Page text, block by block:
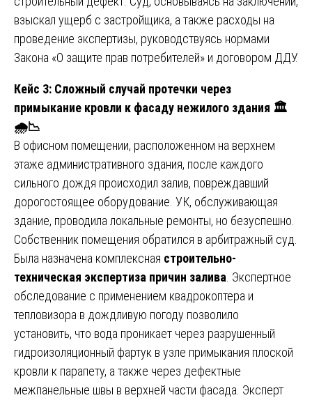
взыскал ущерб с застройщика, а также расходы на
проведение экспертизы, руководствуясь нормами
Закона «О защите прав потребителей» и договором ДДУ.
Кейс 3: Сложный случай протечки через
примыкание кровли к фасаду нежилого здания 🏛
🌧📉
В офисном помещении, расположенном на верхнем
этаже административного здания, после каждого
сильного дождя происходил залив, повреждавший
дорогостоящее оборудование. УК, обслуживающая
здание, проводила локальные ремонты, но безуспешно.
Собственник помещения обратился в арбитражный суд.
Была назначена комплексная строительно-
техническая экспертиза причин залива . Экспертное
обследование с применением квадрокоптера и
тепловизора в дождливую погоду позволило
установить, что вода проникает через разрушенный
гидроизоляционный фартук в узле примыкания плоской
кровли к парапету, а также через дефектные
межпанельные швы в верхней части фасада. Эксперт